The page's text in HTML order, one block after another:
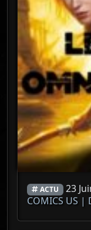
ACTU 23
COMICS US